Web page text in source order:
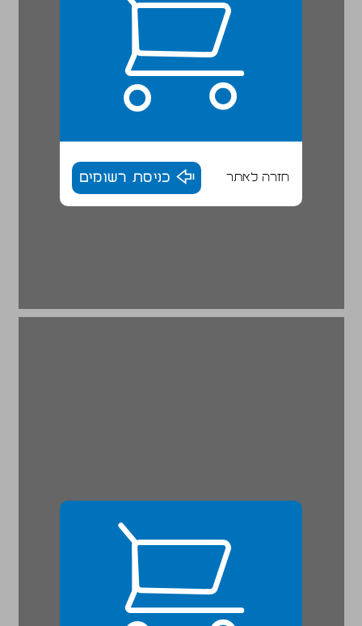
חזרה לאתר כניסת רשומים